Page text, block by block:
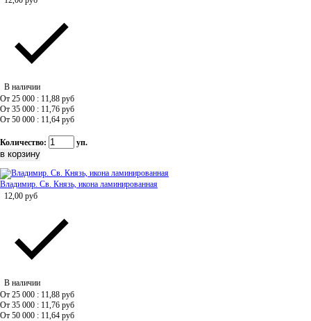
В наличии
От 25 000 : 11,88 руб
От 35 000 : 11,76 руб
От 50 000 : 11,64 руб
Количество: уп.
Владимир. Св. Князь, икона ламинированная
12,00 руб
В наличии
От 25 000 : 11,88 руб
От 35 000 : 11,76 руб
От 50 000 : 11,64 руб